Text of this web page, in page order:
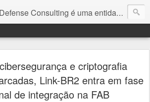
fins lucrativos que se dedica a produzir e divulgar notícias e análises sobre as Empresas de Defesa. Não somos jornalistas e nem este é um blog jornalístico.
e criptografia
Link-BR2 entra em fase
de integração na FAB